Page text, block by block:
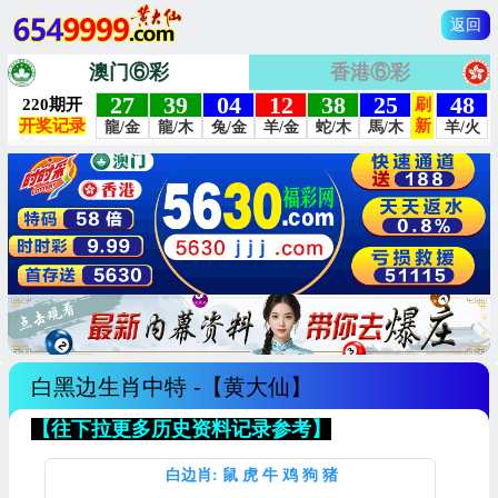
返回
澳门⑥彩 香港⑥彩